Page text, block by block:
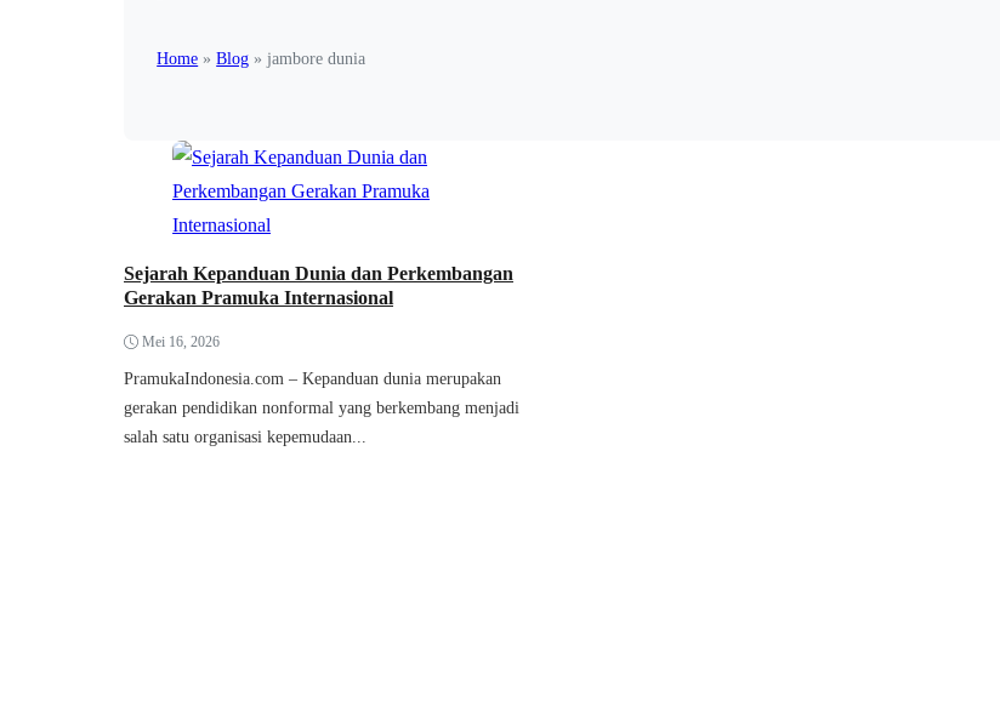
Home »Blog »jambore dunia
Sejarah Kepanduan Dunia dan Perkembangan
Gerakan Pramuka Internasional
Mei 16, 2026
PramukaIndonesia.com – Kepanduan dunia merupakan
gerakan pendidikan nonformal yang berkembang menjadi
salah satu organisasi kepemudaan...